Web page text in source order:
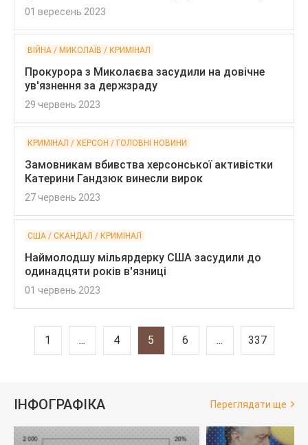
01 вересень 2023
ВІЙНА / МИКОЛАЇВ / КРИМІНАЛ
Прокурора з Миколаєва засудили на довічне
ув'язнення за держзраду
29 червень 2023
КРИМІНАЛ / ХЕРСОН / ГОЛОВНІ НОВИНИ
Замовникам вбивства херсонської активістки
Катерини Гандзюк винесли вирок
27 червень 2023
США / СКАНДАЛ / КРИМІНАЛ
Наймолодшу мільярдерку США засудили до
одинадцяти років в'язниці
01 червень 2023
1 ... 4 5 6 ... 337
ІНФОГРАФІКА Переглядати ще